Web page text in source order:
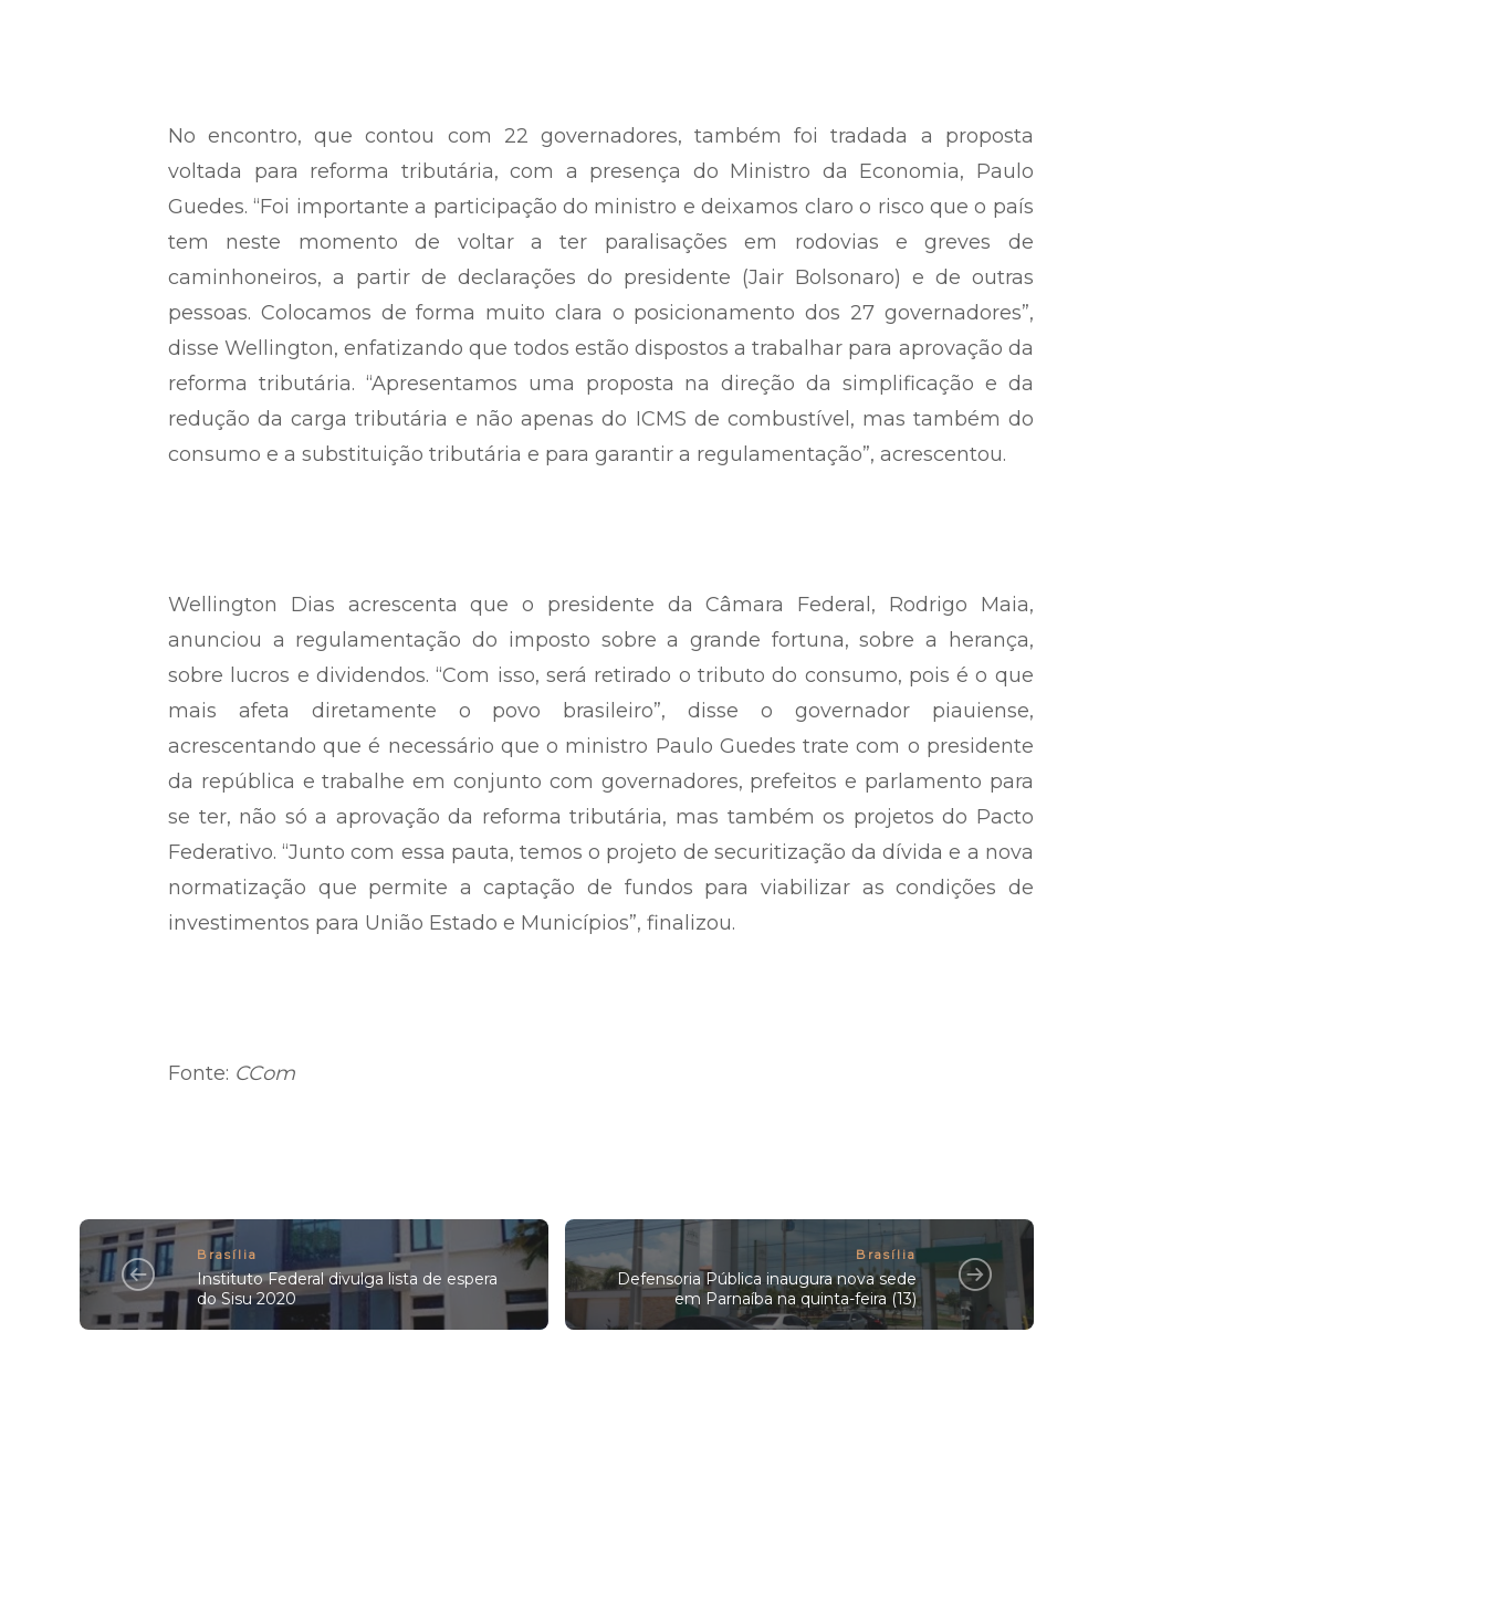
No encontro, que contou com 22 governadores, também foi tradada a proposta
voltada para reforma tributária, com a presença do Ministro da Economia, Paulo
Guedes. “Foi importante a participação do ministro e deixamos claro o risco que o país
tem neste momento de voltar a ter paralisações em rodovias e greves de
caminhoneiros, a partir de declarações do presidente (Jair Bolsonaro) e de outras
pessoas. Colocamos de forma muito clara o posicionamento dos 27 governadores”,
disse Wellington, enfatizando que todos estão dispostos a trabalhar para aprovação da
reforma tributária. “Apresentamos uma proposta na direção da simplificação e da
redução da carga tributária e não apenas do ICMS de combustível, mas também do
consumo e a substituição tributária e para garantir a regulamentação”, acrescentou.
Wellington Dias acrescenta que o presidente da Câmara Federal, Rodrigo Maia,
anunciou a regulamentação do imposto sobre a grande fortuna, sobre a herança,
sobre lucros e dividendos. “Com isso, será retirado o tributo do consumo, pois é o que
mais afeta diretamente o povo brasileiro”, disse o governador piauiense,
acrescentando que é necessário que o ministro Paulo Guedes trate com o presidente
da república e trabalhe em conjunto com governadores, prefeitos e parlamento para
se ter, não só a aprovação da reforma tributária, mas também os projetos do Pacto
Federativo. “Junto com essa pauta, temos o projeto de securitização da dívida e a nova
normatização que permite a captação de fundos para viabilizar as condições de
investimentos para União Estado e Municípios”, finalizou.
Fonte: CCom
Brasília
Instituto Federal divulga lista de espera
do Sisu 2020
Brasília
Defensoria Pública inaugura nova sede
em Parnaíba na quinta-feira (13)